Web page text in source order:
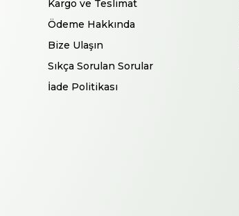
Kargo ve Teslimat
Ödeme Hakkında
Bize Ulaşın
Sıkça Sorulan Sorular
İade Politikası